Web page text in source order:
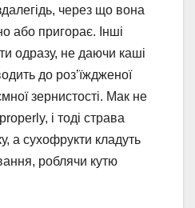
через що вона
або пригорає. Інші
одразу, не даючи каші
до роз’їждженої
зернистості. Мак не
і тоді страва
а сухофрукти кладуть
роблячи кутю